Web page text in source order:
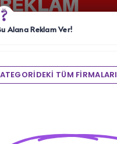
Alana Reklam Ver!
TÜM